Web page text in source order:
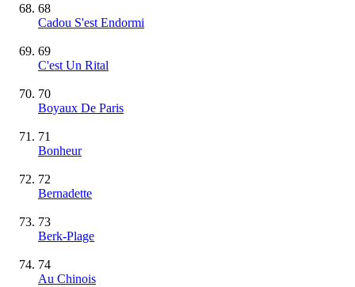
68
Cadou S'est Endormi
69
C'est Un Rital
70
Boyaux De Paris
71
Bonheur
72
Bernadette
73
Berk-Plage
74
Au Chinois